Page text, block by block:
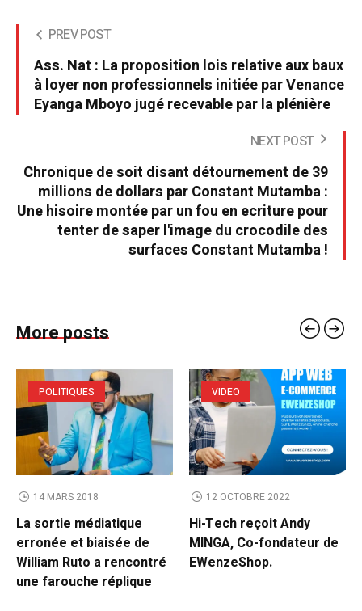
PREV POST
Ass. Nat : La proposition lois relative aux baux
à loyer non professionnels initiée par Venance
Eyanga Mboyo jugé recevable par la plénière
NEXT POST
Chronique de soit disant détournement de 39
millions de dollars par Constant Mutamba :
Une hisoire montée par un fou en ecriture pour
tenter de saper l'image du crocodile des
surfaces Constant Mutamba !
More posts
POLITIQUES
14 MARS 2018
La sortie médiatique
erronée et biaisée de
William Ruto a rencontré
une farouche réplique
VIDEO
12 OCTOBRE 2022
Hi-Tech reçoit Andy
MINGA, Co-fondateur de
EWenzeShop.